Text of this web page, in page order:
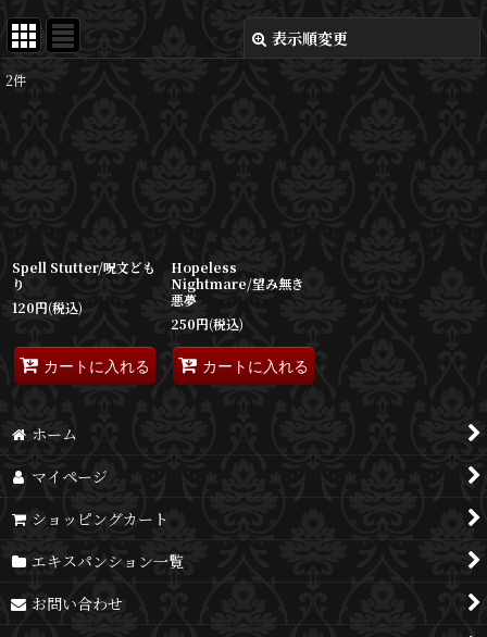
表示順変更
2件
Spell Stutter/呪文ども
り
120円(税込)
カートに入れる
Hopeless
Nightmare/望み無き
悪夢
250円(税込)
カートに入れる
ホーム
マイページ
ショッピングカート
エキスパンション一覧
お問い合わせ